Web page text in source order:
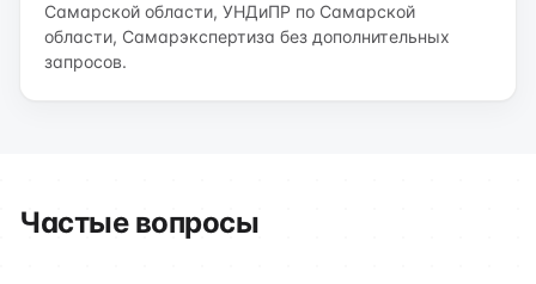
Самарской области, УНДиПР по Самарской
области, Самарэкспертиза без дополнительных
запросов.
Частые вопросы